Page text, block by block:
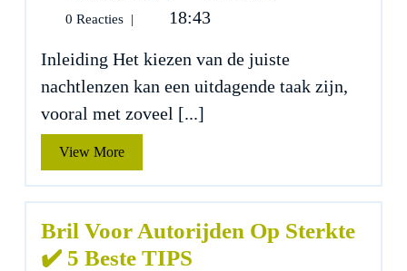
2024
5
Beste
0 Reacties | 18:43
Inleiding Het kiezen van de juiste
nachtlenzen kan een uitdagende taak zijn,
vooral met zoveel [...]
View MoreView
More
Bril Voor Autorijden Op Sterkte
✔️ 5 Beste TIPS